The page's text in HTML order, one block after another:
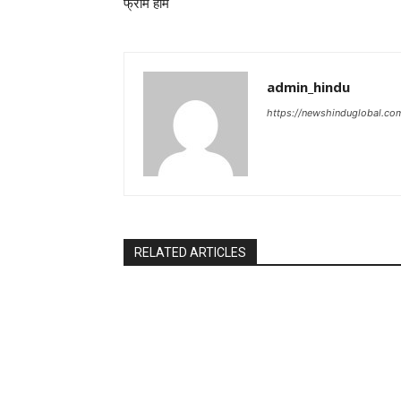
फ्रॉम होम
admin_hindu
https://
RELATED ARTICLES